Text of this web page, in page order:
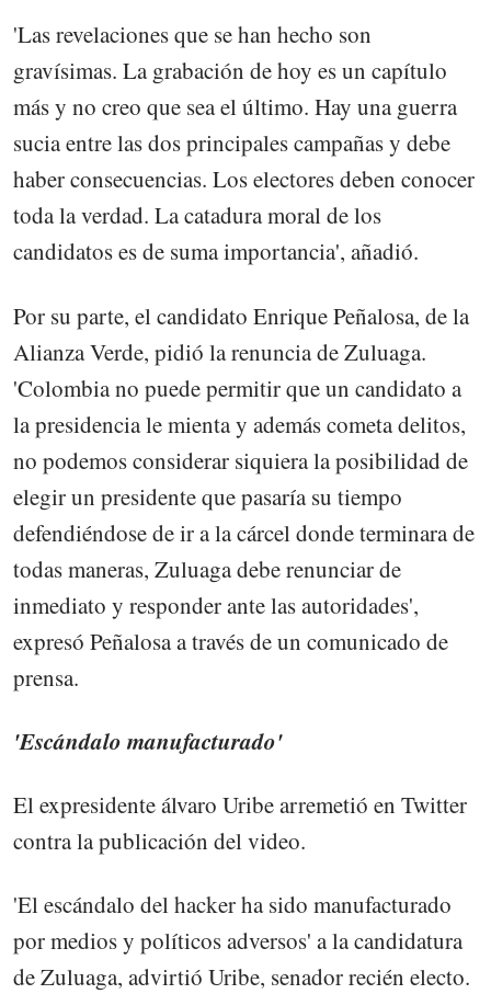
'Las revelaciones que se han hecho son
gravísimas. La grabación de hoy es un capítulo
más y no creo que sea el último. Hay una guerra
sucia entre las dos principales campañas y debe
haber consecuencias. Los electores deben conocer
toda la verdad. La catadura moral de los
candidatos es de suma importancia', añadió.
Por su parte, el candidato Enrique Peñalosa, de la
Alianza Verde, pidió la renuncia de Zuluaga.
'Colombia no puede permitir que un candidato a
la presidencia le mienta y además cometa delitos,
no podemos considerar siquiera la posibilidad de
elegir un presidente que pasaría su tiempo
defendiéndose de ir a la cárcel donde terminara de
todas maneras, Zuluaga debe renunciar de
inmediato y responder ante las autoridades',
expresó Peñalosa a través de un comunicado de
prensa.
'Escándalo manufacturado'
El expresidente álvaro Uribe arremetió en Twitter
contra la publicación del video.
'El escándalo del hacker ha sido manufacturado
por medios y políticos adversos' a la candidatura
de Zuluaga, advirtió Uribe, senador recién electo.